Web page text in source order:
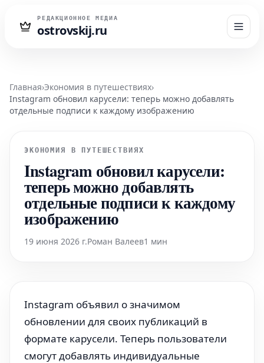
РЕДАКЦИОННОЕ МЕДИА
ostrovskij.ru
Главная›Экономия в путешествиях›
Instagram обновил карусели: теперь можно добавлять
отдельные подписи к каждому изображению
ЭКОНОМИЯ В ПУТЕШЕСТВИЯХ
Instagram обновил карусели:
теперь можно добавлять
отдельные подписи к каждому
изображению
19 июня 2026 г.Роман Валеев1 мин
Instagram объявил о значимом
обновлении для своих публикаций в
формате карусели. Теперь пользователи
смогут добавлять индивидуальные